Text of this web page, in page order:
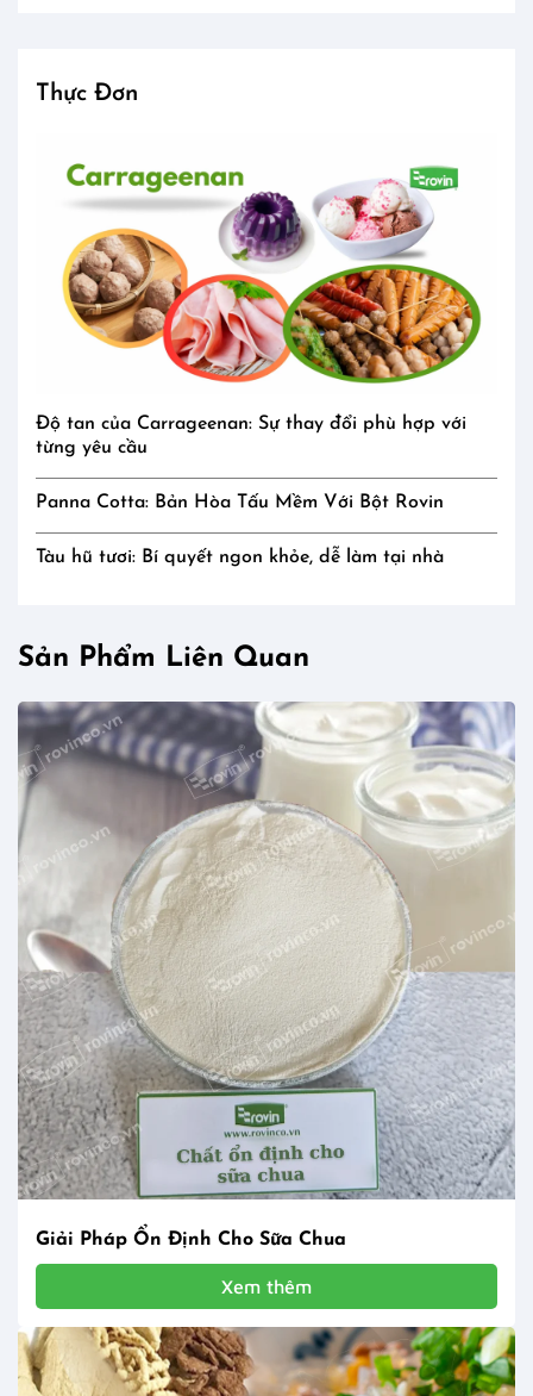
Thực Đơn
Độ tan của Carrageenan: Sự thay đổi phù hợp với
từng yêu cầu
Panna Cotta: Bản Hòa Tấu Mềm Với Bột Rovin
Tàu hũ tươi: Bí quyết ngon khỏe, dễ làm tại nhà
Sản Phẩm Liên Quan
Giải Pháp Ổn Định Cho Sữa Chua